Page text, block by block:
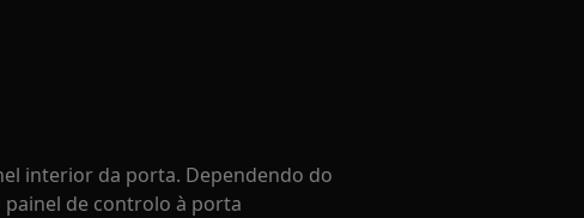
interior da porta. Dependendo do
de controlo à porta